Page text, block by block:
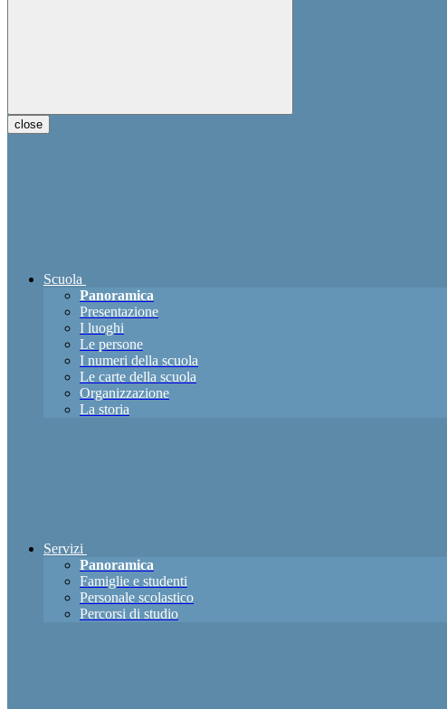
close
Scuola
Panoramica
Presentazione
I luoghi
Le persone
I numeri della scuola
Le carte della scuola
Organizzazione
La storia
Servizi
Panoramica
Famiglie e studenti
Personale scolastico
Percorsi di studio